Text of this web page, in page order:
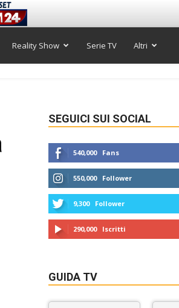
Reality Show Serie TV Altri
SEGUICI SUI SOCIAL
540,000 Fans
550,000 Follower
9,300 Follower
290,000 Iscritti
GUIDA TV